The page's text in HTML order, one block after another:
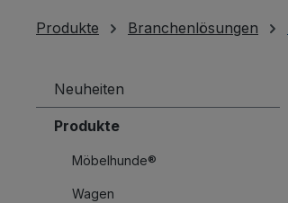
Produkte Branchenlösungen
Neuheiten
Produkte
Möbelhunde®
Wagen